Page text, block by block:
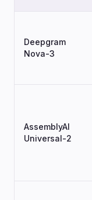
Deepgram
Nova-3
AssemblyAI
Universal-2